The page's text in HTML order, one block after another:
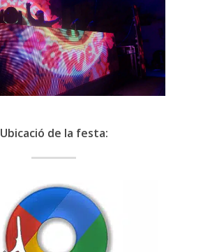
Ubicació de la festa: